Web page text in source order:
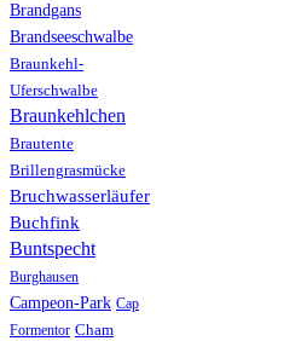
Brandgans
Brandseeschwalbe
Braunkehl-
Uferschwalbe
Braunkehlchen
Brautente
Brillengrasmücke
Bruchwasserläufer
Buchfink
Buntspecht
Burghausen
Campeon-Park Cap
Formentor Cham